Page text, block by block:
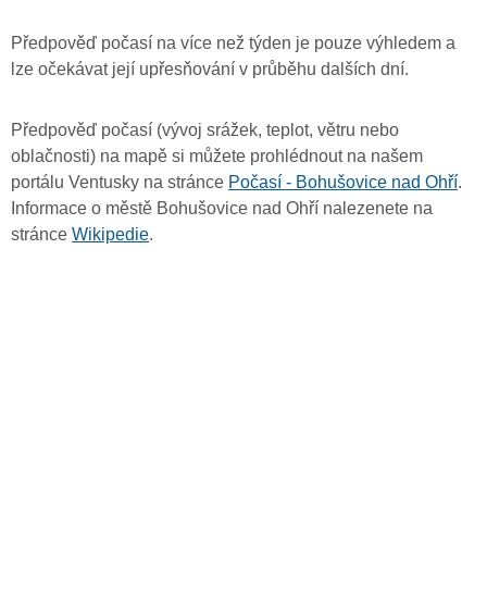
Předpověď počasí na více než týden je pouze výhledem a
lze očekávat její upřesňování v průběhu dalších dní.
Předpověď počasí (vývoj srážek, teplot, větru nebo
oblačnosti) na mapě si můžete prohlédnout na našem
portálu Ventusky na stránce Počasí - Bohušovice nad Ohří.
Informace o městě Bohušovice nad Ohří nalezenete na
stránce Wikipedie.